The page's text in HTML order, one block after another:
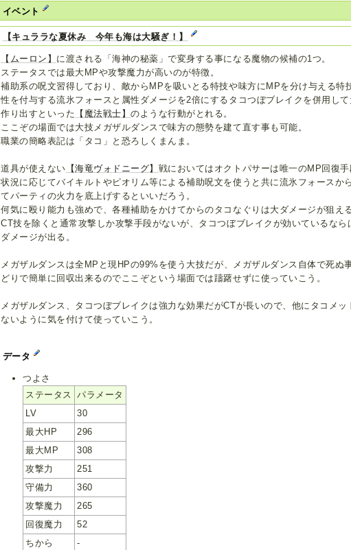
イベント
【キュララな夏休み 今年も海は大騒ぎ！】
【ムーロン】 に渡される「海神の秘薬」で変身する事になる魔物の候補の1つ。
ステータスでは最大MPや攻撃魔力が高いのが特徴。
補助系の呪文習得しており、敵からMPを吸いとる特技や味方にMPを分け与える特
性を付与する流氷フォースと属性ダメージを2倍にするタコつぼブレイクを併用し
作り出すといった 【魔法戦士】のような行動がとれる。
ここぞの場面では大技メガザルダンスで味方の態勢を建て直す事も可能。
職業の簡略表記は「タコ」と恐ろしくまんま。
道具が使えない 【海竜ヴォドニーグ】 戦においてはオクトパサーは唯一のMP回復手
状況に応じてバイキルトやピオリム等による補助呪文を使うと共に流氷フォースか
てパーティの火力を底上げするといいだろう。
何気に殴り能力も強めで、各種補助をかけてからのタコなぐりは大ダメージが狙える
CT技を除くと通常攻撃しか攻撃手段がないが、タコつぼブレイクが効いているな
ダメージが出る。
メガザルダンスは全MPと現HPの99%を使う大技だが、メガザルダンス自体で死ぬ
どりで簡単に回収出来るのでここぞという場面では躊躇せずに使っていこう。
メガザルダンス、タコつぼブレイクは強力な効果だがCTが長いので、他にタコメッ
ないように気を付けて使っていこう。
データ
つよさ
ステータス
パラメータ
LV
30
最大HP
296
最大MP
308
攻撃力
251
守備力
360
攻撃魔力
265
回復魔力
52
ちから
-